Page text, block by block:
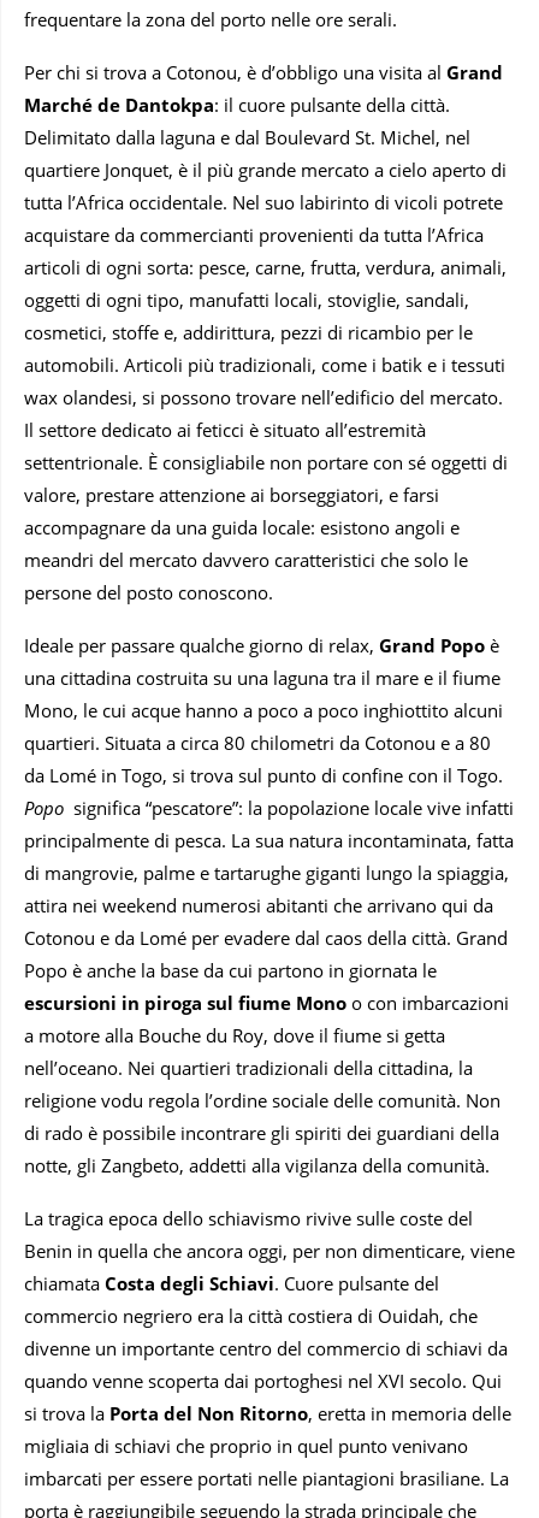
frequentare la zona del porto nelle ore serali.
Per chi si trova a Cotonou, è d’obbligo una visita al Grand
Marché de Dantokpa: il cuore pulsante della città.
Delimitato dalla laguna e dal Boulevard St. Michel, nel
quartiere Jonquet, è il più grande mercato a cielo aperto di
tutta l’Africa occidentale. Nel suo labirinto di vicoli potrete
acquistare da commercianti provenienti da tutta l’Africa
articoli di ogni sorta: pesce, carne, frutta, verdura, animali,
oggetti di ogni tipo, manufatti locali, stoviglie, sandali,
cosmetici, stoffe e, addirittura, pezzi di ricambio per le
automobili. Articoli più tradizionali, come i batik e i tessuti
wax olandesi, si possono trovare nell’edificio del mercato.
Il settore dedicato ai feticci è situato all’estremità
settentrionale. È consigliabile non portare con sé oggetti di
valore, prestare attenzione ai borseggiatori, e farsi
accompagnare da una guida locale: esistono angoli e
meandri del mercato davvero caratteristici che solo le
persone del posto conoscono.
Ideale per passare qualche giorno di relax, Grand Popo è
una cittadina costruita su una laguna tra il mare e il fiume
Mono, le cui acque hanno a poco a poco inghiottito alcuni
quartieri. Situata a circa 80 chilometri da Cotonou e a 80
da Lomé in Togo, si trova sul punto di confine con il Togo.
Popo significa “pescatore”: la popolazione locale vive infatti
principalmente di pesca. La sua natura incontaminata, fatta
di mangrovie, palme e tartarughe giganti lungo la spiaggia,
attira nei weekend numerosi abitanti che arrivano qui da
Cotonou e da Lomé per evadere dal caos della città. Grand
Popo è anche la base da cui partono in giornata le
escursioni in piroga sul fiume Mono o con imbarcazioni
a motore alla Bouche du Roy, dove il fiume si getta
nell’oceano. Nei quartieri tradizionali della cittadina, la
religione vodu regola l’ordine sociale delle comunità. Non
di rado è possibile incontrare gli spiriti dei guardiani della
notte, gli Zangbeto, addetti alla vigilanza della comunità.
La tragica epoca dello schiavismo rivive sulle coste del
Benin in quella che ancora oggi, per non dimenticare, viene
chiamata Costa degli Schiavi. Cuore pulsante del
commercio negriero era la città costiera di Ouidah, che
divenne un importante centro del commercio di schiavi da
quando venne scoperta dai portoghesi nel XVI secolo. Qui
si trova la Porta del Non Ritorno, eretta in memoria delle
migliaia di schiavi che proprio in quel punto venivano
imbarcati per essere portati nelle piantagioni brasiliane. La
porta è raggiungibile seguendo la strada principale che